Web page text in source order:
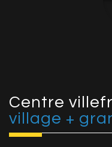
centre
village +